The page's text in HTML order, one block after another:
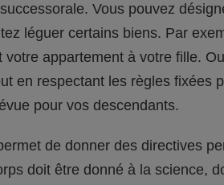
Vous pouvez
léguer certains biens. Par
appartement à votre fille.
en respectant les règles fixées
pour vos descendants.
de donner des directives
doit être donné à la science,